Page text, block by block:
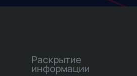
Раскрытие
информации